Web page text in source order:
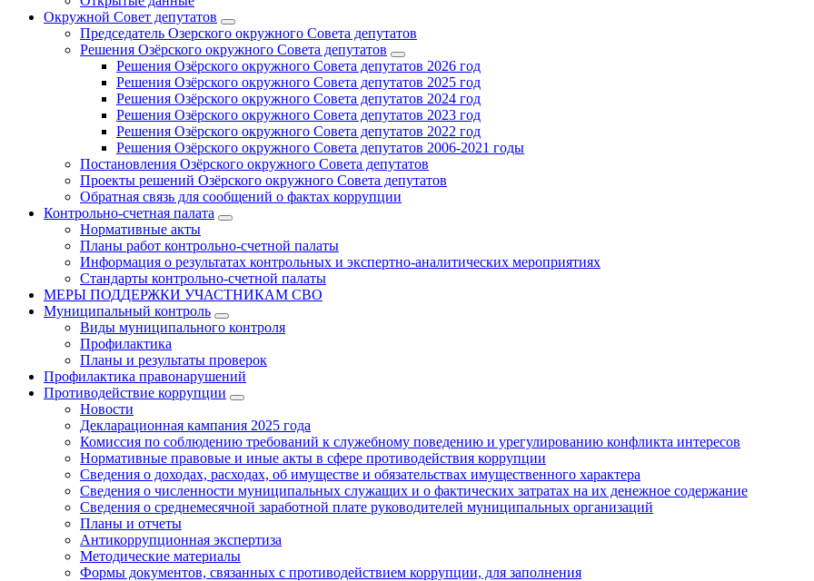
Окружной Совет депутатов
Председатель Озерского окружного Совета депутатов
Решения Озёрского окружного Совета депутатов
Решения Озёрского окружного Совета депутатов 2026 год
Решения Озёрского окружного Совета депутатов 2025 год
Решения Озёрского окружного Совета депутатов 2024 год
Решения Озёрского окружного Совета депутатов 2023 год
Решения Озёрского окружного Совета депутатов 2022 год
Решения Озёрского окружного Совета депутатов 2006-2021 годы
Постановления Озёрского окружного Совета депутатов
Проекты решений Озёрского окружного Совета депутатов
Обратная связь для сообщений о фактах коррупции
Контрольно-счетная палата
Нормативные акты
Планы работ контрольно-счетной палаты
Информация о результатах контрольных и экспертно-аналитических мероприятиях
Стандарты контрольно-счетной палаты
МЕРЫ ПОДДЕРЖКИ УЧАСТНИКАМ СВО
Муниципальный контроль
Виды муниципального контроля
Профилактика
Планы и результаты проверок
Профилактика правонарушений
Противодействие коррупции
Новости
Декларационная кампания 2025 года
Комиссия по соблюдению требований к служебному поведению и урегулированию конфликта интересов
Нормативные правовые и иные акты в сфере противодействия коррупции
Сведения о доходах, расходах, об имуществе и обязательствах имущественного характера
Сведения о численности муниципальных служащих и о фактических затратах на их денежное содержание
Сведения о среднемесячной заработной плате руководителей муниципальных организаций
Планы и отчеты
Антикоррупционная экспертиза
Методические материалы
Формы документов, связанных с противодействием коррупции, для заполнения